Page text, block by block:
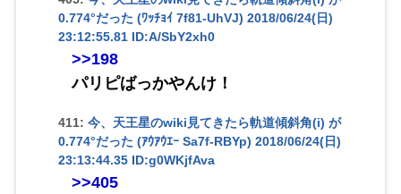
0.774°だった (ﾜｯﾁｮｲ 7f81-UhVJ) 2018/06/24(日)
23:12:55.81 ID:A/SbY2xh0
>>198
パリピばっかやんけ！
411: 今、天王星のwiki見てきたら軌道傾斜角(i) が
0.774°だった (ｱｳｱｳｴｰ Sa7f-RBYp) 2018/06/24(日)
23:13:44.35 ID:g0WKjfAva
>>405